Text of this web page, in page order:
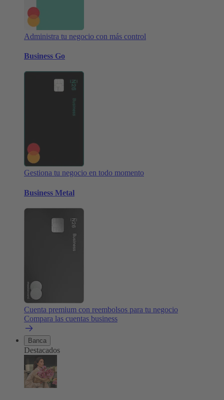
Administra tu negocio con más control
Business Go
Gestiona tu negocio en todo momento
Business Metal
Cuenta premium con reembolsos para tu negocio
Compara las cuentas business
Banca
Destacados